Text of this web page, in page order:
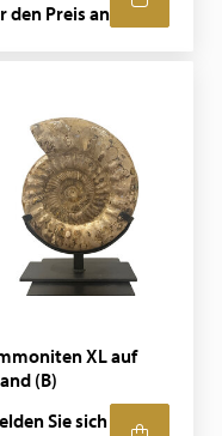
den Preis an
XL auf
(B)
Sie sich